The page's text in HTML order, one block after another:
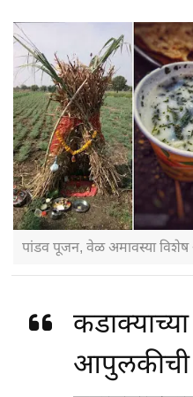
पांडव पूजन, वेळ अमावस्या
आपुलकीची